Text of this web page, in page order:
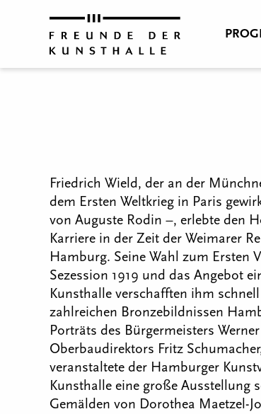
Friedrich Wield, der an der
dem Ersten Weltkrieg in Paris
von Auguste Rodin –, erlebte den
Karriere in der Zeit der Weimarer
Hamburg. Seine Wahl zum Ersten
Sezession 1919 und das Angebot
Kunsthalle verschafften ihm
zahlreichen Bronzebildnissen
Porträts des Bürgermeisters
Oberbaudirektors Fritz
veranstaltete der Hamburger
Kunsthalle eine große Ausstellung
Gemälden von Dorothea Maetzel-